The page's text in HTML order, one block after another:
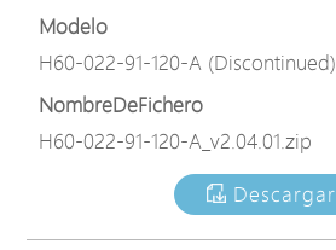
Modelo
H60-022-91-120-A (Discontinued)
NombreDeFichero
H60-022-91-120-A_v2.04.01.zip
Descargar